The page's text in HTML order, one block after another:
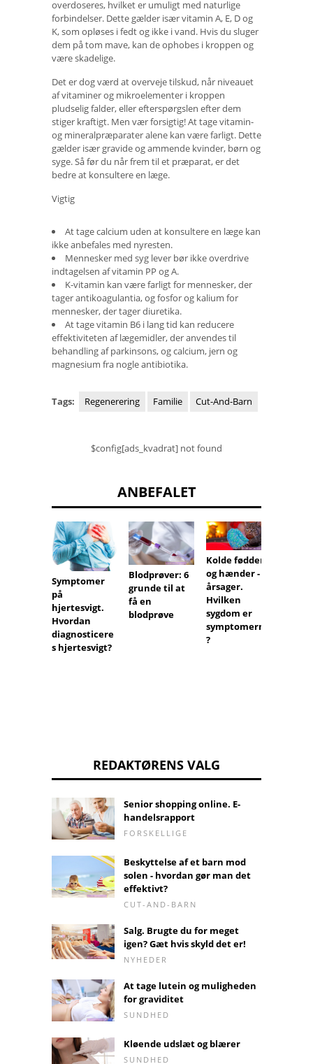
overdoseres, hvilket er umuligt med naturlige
forbindelser. Dette gælder især vitamin A, E, D og
K, som opløses i fedt og ikke i vand. Hvis du sluger
dem på tom mave, kan de ophobes i kroppen og
være skadelige.
Det er dog værd at overveje tilskud, når niveauet
af vitaminer og mikroelementer i kroppen
pludselig falder, eller efterspørgslen efter dem
stiger kraftigt. Men vær forsigtig! At tage vitamin-
og mineralpræparater alene kan være farligt. Dette
gælder især gravide og ammende kvinder, børn og
syge. Så før du når frem til et præparat, er det
bedre at konsultere en læge.
Vigtig
At tage calcium uden at konsultere en læge kan
ikke anbefales med nyresten.
Mennesker med syg lever bør ikke overdrive
indtagelsen af ​​vitamin PP og A.
K-vitamin kan være farligt for mennesker, der
tager antikoagulantia, og fosfor og kalium for
mennesker, der tager diuretika.
At tage vitamin B6 i lang tid kan reducere
effektiviteten af ​​lægemidler, der anvendes til
behandling af parkinsons, og calcium, jern og
magnesium fra nogle antibiotika.
Tags: Regenerering Familie Cut-And-Barn
$config[ads_kvadrat] not found
ANBEFALET
Symptomer
på
hjertesvigt.
Hvordan
diagnosticere
s hjertesvigt?
Blodprøver: 6
grunde til at
få en
blodprøve
Kolde fødder
og hænder -
årsager.
Hvilken
sygdom er
symptomerne
?
REDAKTØRENS VALG
Senior shopping online. E-
handelsrapport
FORSKELLIGE
Beskyttelse af et barn mod
solen - hvordan gør man det
effektivt?
CUT-AND-BARN
Salg. Brugte du for meget
igen? Gæt hvis skyld det er!
NYHEDER
At tage lutein og muligheden
for graviditet
SUNDHED
Kløende udslæt og blærer
SUNDHED